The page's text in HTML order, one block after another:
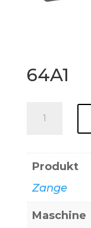
64A1
Produkt
Zange
Maschine